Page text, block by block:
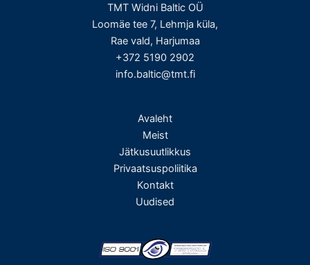
TMT Widni Baltic OÜ
Loomäe tee 7, Lehmja küla,
Rae vald, Harjumaa
+372 5190 2902
info.baltic@tmt.fi
Avaleht
Meist
Jätkusuutlikkus
Privaatsuspoliitika
Kontakt
Uudised